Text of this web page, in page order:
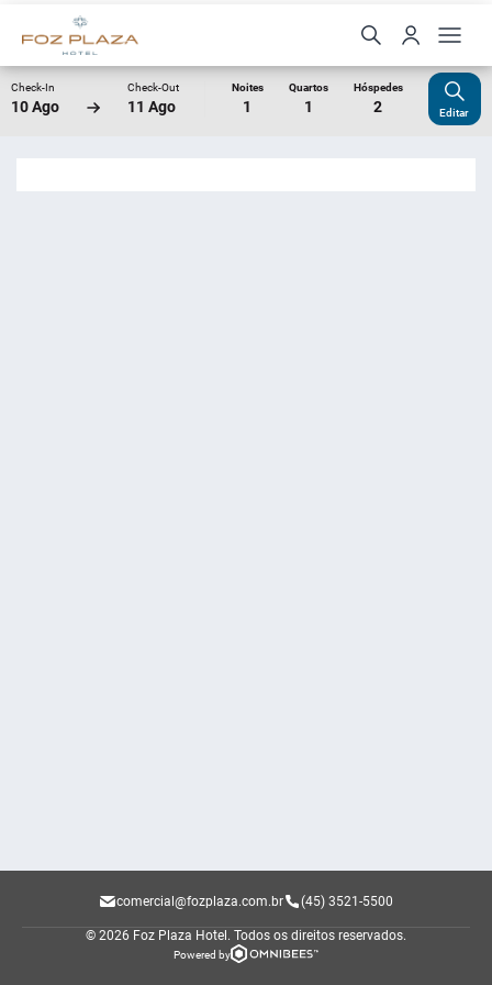
Check-In
10 Ago
Check-Out
11 Ago
Noites
1
Quartos
1
Hóspedes
2 Editar
comercial@fozplaza.com.br (45) 3521-5500
© 2026 Foz Plaza Hotel. Todos os direitos reservados.
Powered by